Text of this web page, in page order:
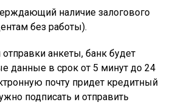
наличие залогового
без работы).
анкеты, банк будет
данные в срок от 5 минут до 24
почту придет кредитный
подписать и отправить